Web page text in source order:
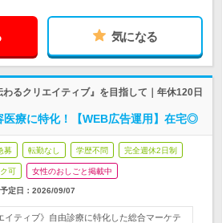
気になる
るクリエイティブ』を目指して｜年休120日
医療に特化！【WEB広告運用】在宅◎
募 転勤なし 学歴不問 完全週休2日制
可 女性のおしごと掲載中
定日： 2026/09/07
イティブ》自由診療に特化した総合マーケテ